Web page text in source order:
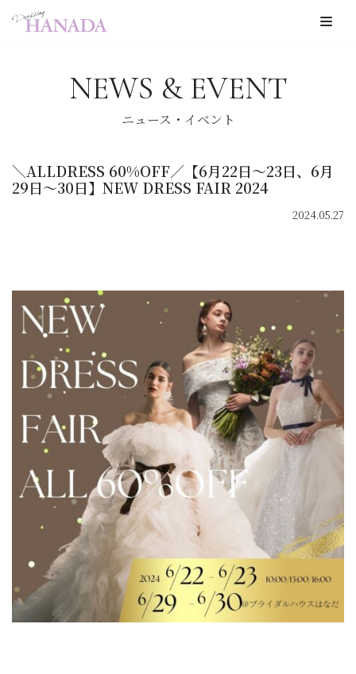
ス
NEWS & EVENT
ニュース・イベント
＼ALLDRESS 60%OFF／【6月22日〜23日、6月
29日〜30日】NEW DRESS FAIR 2024
2024.05.27